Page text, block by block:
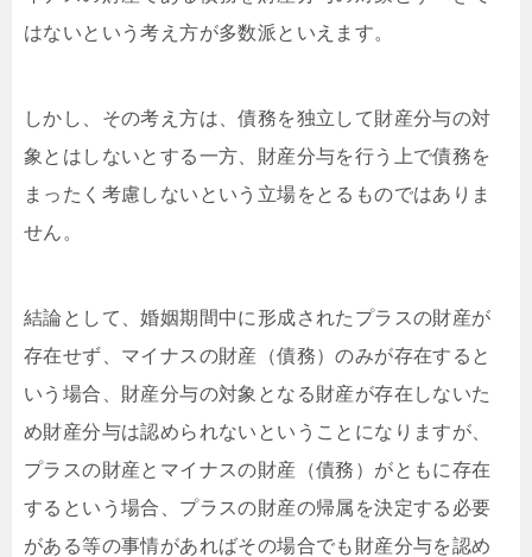
はないという考え方が多数派といえます。
しかし、その考え方は、債務を独立して財産分与の対
象とはしないとする一方、財産分与を行う上で債務を
まったく考慮しないという立場をとるものではありま
せん。
結論として、婚姻期間中に形成されたプラスの財産が
存在せず、マイナスの財産（債務）のみが存在すると
いう場合、財産分与の対象となる財産が存在しないた
め財産分与は認められないということになりますが、
プラスの財産とマイナスの財産（債務）がともに存在
するという場合、プラスの財産の帰属を決定する必要
がある等の事情があればその場合でも財産分与を認め